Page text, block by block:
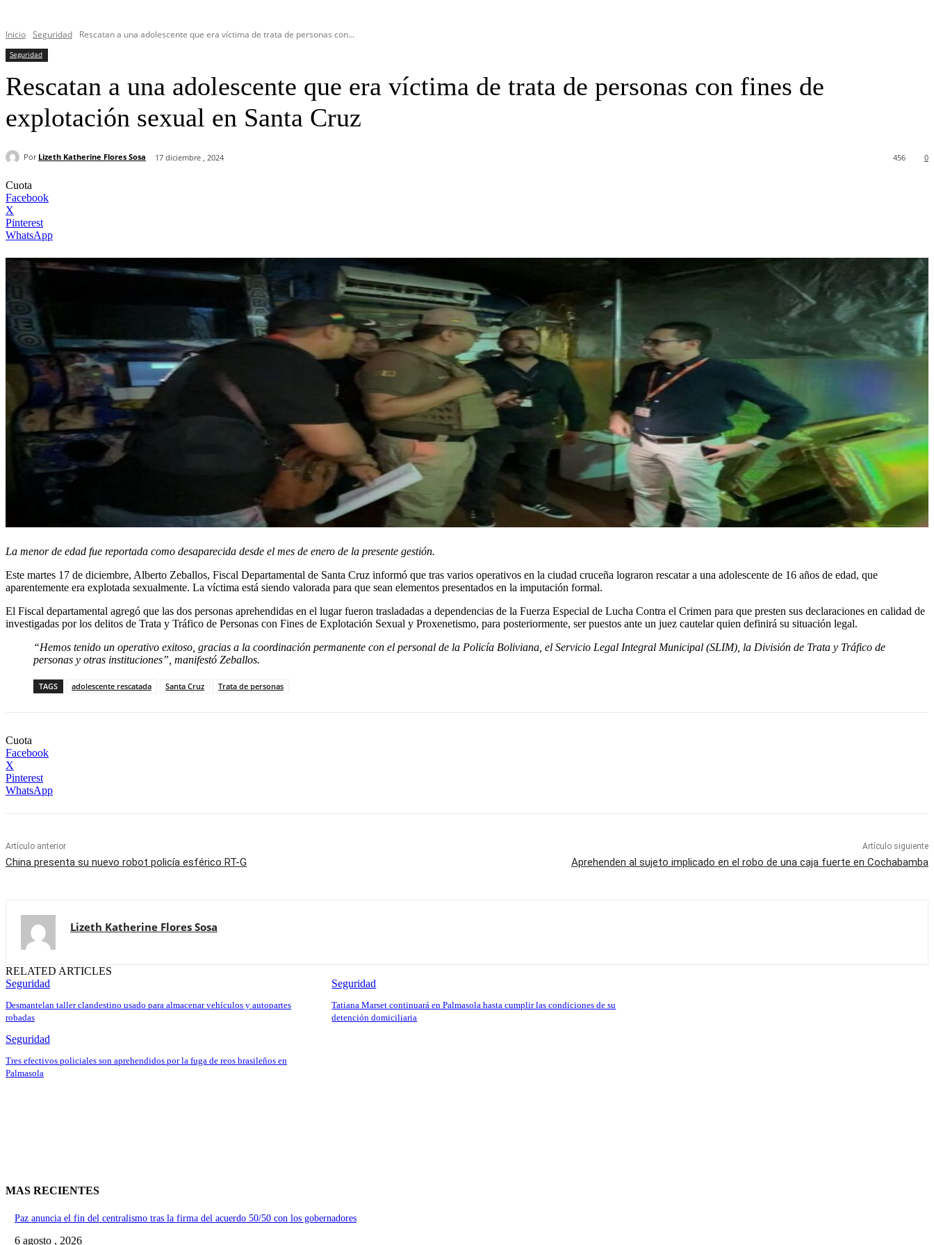
Inicio Seguridad Rescatan a una adolescente que era víctima de trata de personas con...
Seguridad
Rescatan a una adolescente que era víctima de trata de personas con fines de
explotación sexual en Santa Cruz
Por Lizeth Katherine Flores Sosa 17 diciembre , 2024 0
456
Cuota
Facebook
X
Pinterest
WhatsApp
La menor de edad fue reportada como desaparecida desde el mes de enero de la presente gestión.
Este martes 17 de diciembre, Alberto Zeballos, Fiscal Departamental de Santa Cruz informó que tras varios operativos en la ciudad cruceña lograron rescatar a una adolescente de 16 años de edad, que
aparentemente era explotada sexualmente. La víctima está siendo valorada para que sean elementos presentados en la imputación formal.
El Fiscal departamental agregó que las dos personas aprehendidas en el lugar fueron trasladadas a dependencias de la Fuerza Especial de Lucha Contra el Crimen para que presten sus declaraciones en calidad de
investigadas por los delitos de Trata y Tráfico de Personas con Fines de Explotación Sexual y Proxenetismo, para posteriormente, ser puestos ante un juez cautelar quien definirá su situación legal.
“Hemos tenido un operativo exitoso, gracias a la coordinación permanente con el personal de la Policía Boliviana, el Servicio Legal Integral Municipal (SLIM), la División de Trata y Tráfico de
personas y otras instituciones”, manifestó Zeballos.
TAGS adolescente rescatada Santa Cruz Trata de personas
Cuota
Facebook
X
Pinterest
WhatsApp
Artículo anterior
China presenta su nuevo robot policía esférico RT-G
Artículo siguiente
Aprehenden al sujeto implicado en el robo de una caja fuerte en Cochabamba
Lizeth Katherine Flores Sosa
RELATED ARTICLES
Seguridad
Desmantelan taller clandestino usado para almacenar vehículos y autopartes
robadas
Seguridad
Tatiana Marset continuará en Palmasola hasta cumplir las condiciones de su
detención domiciliaria
Seguridad
Tres efectivos policiales son aprehendidos por la fuga de reos brasileños en
Palmasola
MAS RECIENTES
Paz anuncia el fin del centralismo tras la firma del acuerdo 50/50 con los gobernadores
6 agosto , 2026